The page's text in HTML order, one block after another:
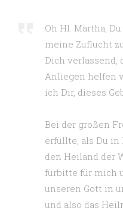
Oh Hl. Martha,
meine Zuflucht
Dich verlassend,
Anliegen helfen
ich Dir, dieses
Bei der großen
erfüllte, als Du
den Heiland der
fürbitte für mich
unseren Gott in
und also das